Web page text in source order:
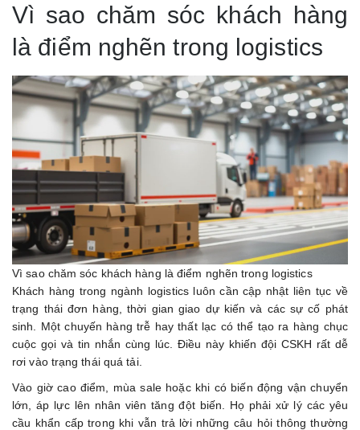
Vì sao chăm sóc khách hàng
là điểm nghẽn trong logistics
Vì sao chăm sóc khách hàng là điểm nghẽn trong logistics
Khách hàng trong ngành logistics luôn cần cập nhật liên tục về
trạng thái đơn hàng, thời gian giao dự kiến và các sự cố phát
sinh. Một chuyến hàng trễ hay thất lạc có thể tạo ra hàng chục
cuộc gọi và tin nhắn cùng lúc. Điều này khiến đội CSKH rất dễ
rơi vào trạng thái quá tải.
Vào giờ cao điểm, mùa sale hoặc khi có biến động vận chuyển
lớn, áp lực lên nhân viên tăng đột biến. Họ phải xử lý các yêu
cầu khẩn cấp trong khi vẫn trả lời những câu hỏi thông thường